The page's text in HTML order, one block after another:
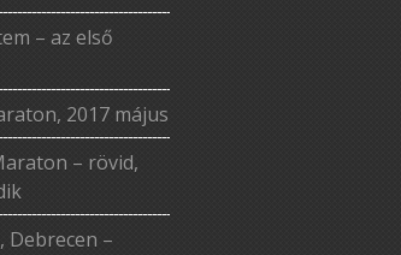
– az első
2017 május
– rövid,
Debrecen –